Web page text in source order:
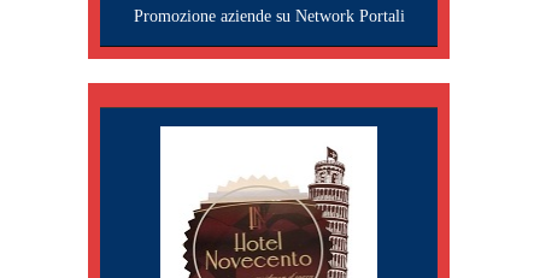
Promozione aziende su Network Portali